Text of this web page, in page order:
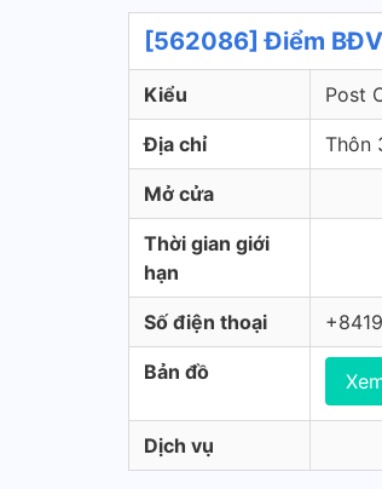
[562086] Điểm
Kiểu Post
Địa chỉ Thôn
Mở cửa
Thời gian giới
hạn
Số điện thoại
Bản đồ
Dịch vụ